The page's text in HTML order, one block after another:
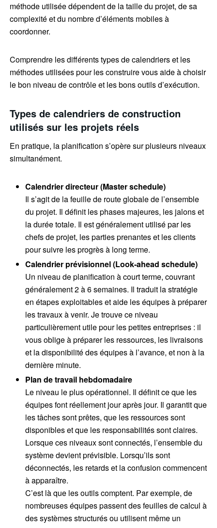
méthode utilisée dépendent de la taille du projet, de sa
complexité et du nombre d’éléments mobiles à
coordonner.
Comprendre les différents types de calendriers et les
méthodes utilisées pour les construire vous aide à choisir
le bon niveau de contrôle et les bons outils d’exécution.
Types de calendriers de construction
utilisés sur les projets réels
En pratique, la planification s’opère sur plusieurs niveaux
simultanément.
Calendrier directeur (Master schedule)
Il s’agit de la feuille de route globale de l’ensemble
du projet. Il définit les phases majeures, les jalons et
la durée totale. Il est généralement utilisé par les
chefs de projet, les parties prenantes et les clients
pour suivre les progrès à long terme.
Calendrier prévisionnel (Look-ahead schedule)
Un niveau de planification à court terme, couvrant
généralement 2 à 6 semaines. Il traduit la stratégie
en étapes exploitables et aide les équipes à préparer
les travaux à venir. Je trouve ce niveau
particulièrement utile pour les petites entreprises : il
vous oblige à préparer les ressources, les livraisons
et la disponibilité des équipes à l’avance, et non à la
dernière minute.
Plan de travail hebdomadaire
Le niveau le plus opérationnel. Il définit ce que les
équipes font réellement jour après jour. Il garantit que
les tâches sont prêtes, que les ressources sont
disponibles et que les responsabilités sont claires.
Lorsque ces niveaux sont connectés, l’ensemble du
système devient prévisible. Lorsqu’ils sont
déconnectés, les retards et la confusion commencent
à apparaître.
C’est là que les outils comptent. Par exemple, de
nombreuses équipes passent des feuilles de calcul à
des systèmes structurés ou utilisent même un